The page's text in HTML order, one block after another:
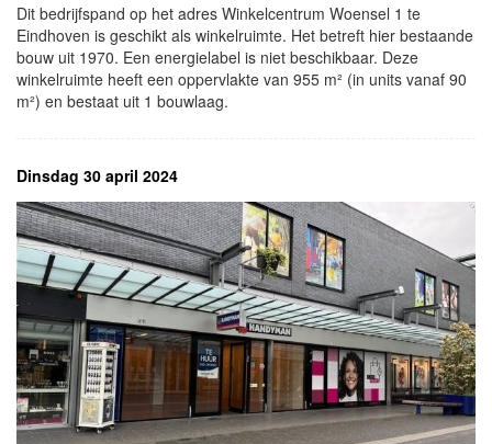
Dit bedrijfspand op het adres Winkelcentrum Woensel 1 te
Eindhoven is geschikt als winkelruimte. Het betreft hier bestaande
bouw uit 1970. Een energielabel is niet beschikbaar. Deze
winkelruimte heeft een oppervlakte van 955 m² (in units vanaf 90
m²) en bestaat uit 1 bouwlaag.
Dinsdag 30 april 2024